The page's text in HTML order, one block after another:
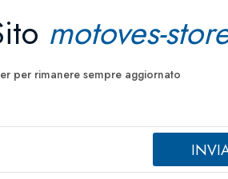
motoves-
per rimanere sempre aggiornato